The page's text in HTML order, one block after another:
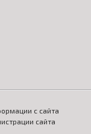
с сайта
сайта